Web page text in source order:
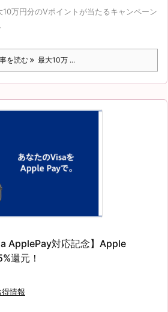
万円分のVポイントが当たるキャンペーン
を読む 最大10万 ...
ApplePay対応記念】Apple
還元！
得情報